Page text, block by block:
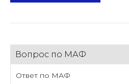
Вопрос по МАФ
Ответ по МАФ